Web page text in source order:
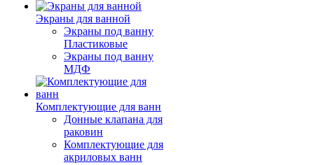
Экраны для ванной
Экраны под ванну
Пластиковые
Экраны под ванну
МДФ
Комплектующие для ванн
Донные клапана для
раковин
Комплектующие для
акриловых ванн